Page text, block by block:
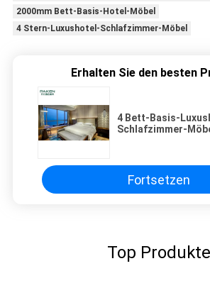
2000mm Bett-Basis-Hotel-Möbel
4 Stern-Luxushotel-Schlafzimmer-Möbel
Erhalten Sie den besten
4 Bett-Basis-
Schlafzimmer-
Fortsetzen
Top Produkte